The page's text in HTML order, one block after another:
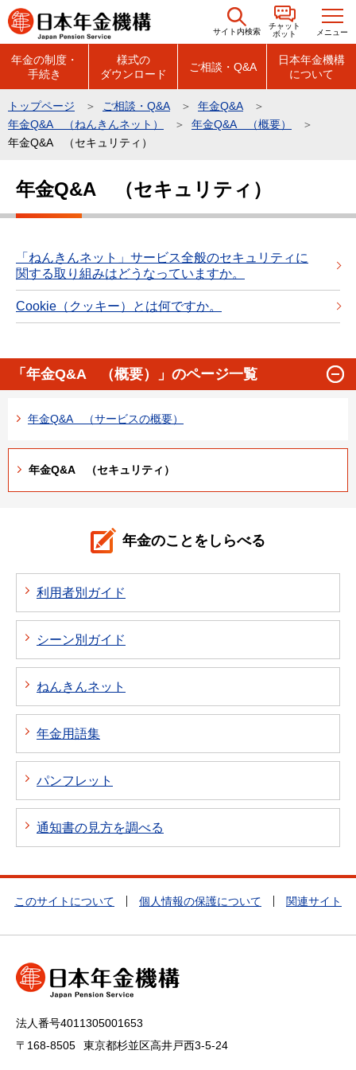
こ
の
の
先
サイト内検索
チャット
ボット
メニュー
年金の制度・
手続き
様式の
ダウンロード
ご相談・Q&A
日本年金機構
について
トップページ ご相談・Q&A
年金Q&A
年金Q&A （ねんきんネット）
年金Q&A （概要）
年金Q&A （セキュリティ）
こ
年金Q&A （セキュリティ）
「ねんきんネット」サービス全般のセキュリティに
関する取り組みはどうなっていますか。
Cookie（クッキー）とは何ですか。
「年金Q&A （概要）」のページ一覧
年金Q&A （サービスの概要）
年金Q&A （セキュリティ）
年金のことをしらべる
利用者別ガイド
シーン別ガイド
ねんきんネット
年金用語集
パンフレット
通知書の見方を調べる
このサイトについて 個人情報の保護について 関連サイト
法人番号4011305001653
〒168-8505
東京都杉並区高井戸西3-5-24